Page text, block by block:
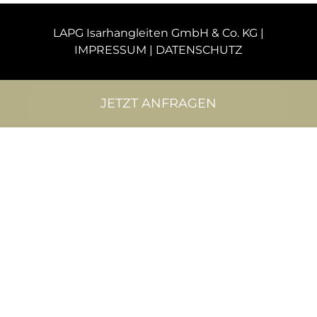
LAPG Isarhangleiten GmbH & Co. KG |
IMPRESSUM | DATENSCHUTZ
JETZT ANFRAGEN